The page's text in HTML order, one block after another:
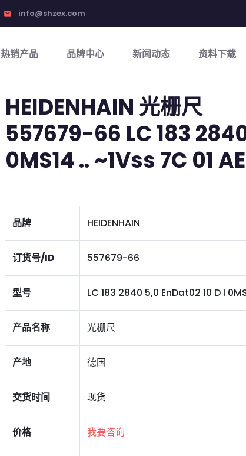
email info@shzex.com
热销产品 品牌中心 新闻动态 资料下载
HEIDENHAIN 光栅尺
557679-66 LC 183
0MS14 .. ~1Vss 7C 01
品牌 HEIDENHAIN
订货号/ID 557679-66
型号 LC 183 2840 5,0 EnDat02 10 D I
产品名称 光栅尺
产地 德国
交货时间 现货
价格 我要咨询